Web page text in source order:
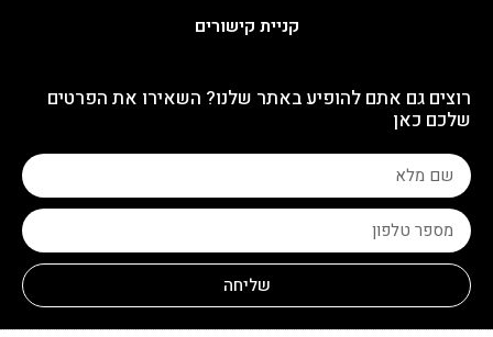
קניית קישורים
רוצים גם אתם להופיע באתר שלנו? השאירו את הפרטים
שלכם כאן
שליחה